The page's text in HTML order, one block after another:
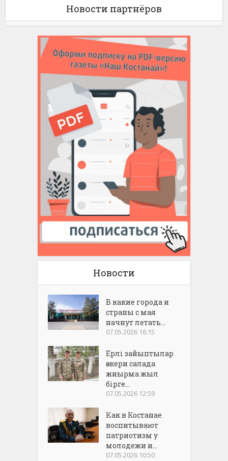
Новости партнёров
Новости
В какие города и
страны с мая
начнут летать...
07.05.2026 16:15
Ерлі зайыптылар
әскери салада
жиырма жыл
бірге...
07.05.2026 12:59
Как в Костанае
воспитывают
патриотизм у
молодежи и...
07.05.2026 10:50